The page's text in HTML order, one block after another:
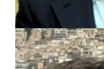
ΑΠΟΨΕΙΣ 28/08/2023 ·
Γιάννης Σγουρός:
Αφηρημένη